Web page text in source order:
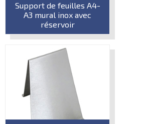
Support de feuilles A4-
A3 mural inox avec
réservoir